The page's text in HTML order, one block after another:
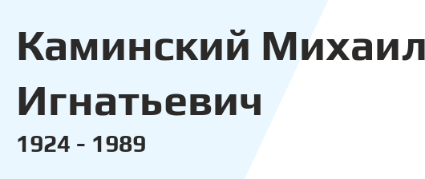
Каминский Михаил
Игнатьевич
1924 - 1989